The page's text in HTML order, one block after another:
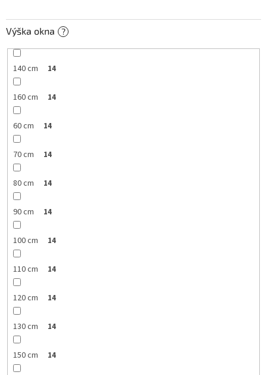
Výška okna ?
140 cm 14
160 cm 14
60 cm 14
70 cm 14
80 cm 14
90 cm 14
100 cm 14
110 cm 14
120 cm 14
130 cm 14
150 cm 14